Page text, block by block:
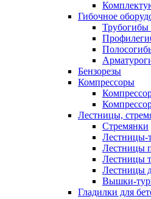
Гибочное
Трубогибы
Бензорезы
Компрессоры
Лестницы,
Стремянки
Лестницы-
Лестницы
Лестницы
Лестницы
Вышки-
Гладилки для